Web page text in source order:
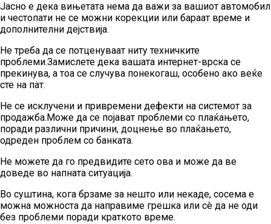
Јасно е дека вињетата нема да важи за вашиот автомобил
и честопати не се можни корекции или бараат време и
дополнителни дејствија.
Не треба да се потценуваат ниту техничките
проблеми.Замислете дека вашата интернет-врска се
прекинува, а тоа се случува понекогаш, особено ако веќе
сте на пат.
Не се исклучени и привремени дефекти на системот за
продажба.Може да се појават проблеми со плаќањето,
поради различни причини, доцнење во плаќањето,
одреден проблем со банката.
Не можете да го предвидите сето ова и може да ве
доведе во напната ситуација.
Во суштина, кога брзаме за нешто или некаде, сосема е
можна можноста да направиме грешка или сè да не оди
без проблеми поради краткото време.